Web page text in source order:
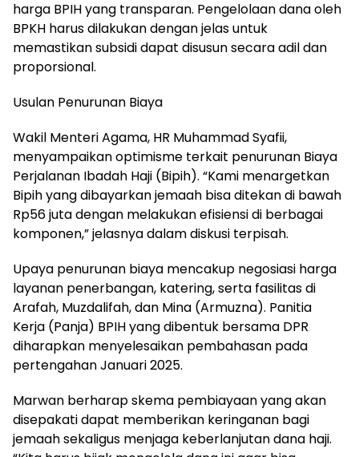
harga BPIH yang transparan. Pengelolaan dana oleh
BPKH harus dilakukan dengan jelas untuk
memastikan subsidi dapat disusun secara adil dan
proporsional.
Usulan Penurunan Biaya
Wakil Menteri Agama, HR Muhammad Syafii,
menyampaikan optimisme terkait penurunan Biaya
Perjalanan Ibadah Haji (Bipih). “Kami menargetkan
Bipih yang dibayarkan jemaah bisa ditekan di bawah
Rp56 juta dengan melakukan efisiensi di berbagai
komponen,” jelasnya dalam diskusi terpisah.
Upaya penurunan biaya mencakup negosiasi harga
layanan penerbangan, katering, serta fasilitas di
Arafah, Muzdalifah, dan Mina (Armuzna). Panitia
Kerja (Panja) BPIH yang dibentuk bersama DPR
diharapkan menyelesaikan pembahasan pada
pertengahan Januari 2025.
Marwan berharap skema pembiayaan yang akan
disepakati dapat memberikan keringanan bagi
jemaah sekaligus menjaga keberlanjutan dana haji.